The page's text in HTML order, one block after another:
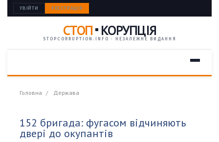
УВІЙТИ РЕЄСТРАЦІЯ
СТОП КОРУПЦІЯ
STOPCORRUPTION.INFO · НЕЗАЛЕЖНЕ ВИДАННЯ
Головна Держава
152 бригада: фугасом відчиняють
двері до окупантів